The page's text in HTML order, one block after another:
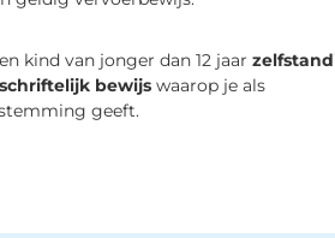
kind van jonger dan 12 jaar
schriftelijk bewijswaarop je als
geeft.